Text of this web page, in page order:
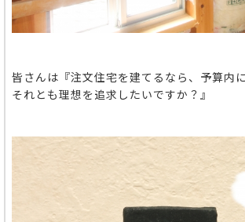
皆さんは『注文住宅を建てるなら、予算内
それとも理想を追求したいですか？』